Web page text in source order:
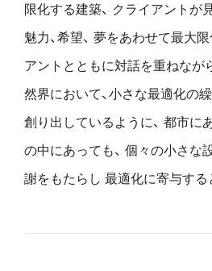
限化する建築、 クライアントが
魅力、希望、 夢をあわせて最大
アントとともに対話を重ねなが
然界において、小さな最適化の
創り出しているように、 都市に
の中にあっても、 個々の小さな
謝をもたらし 最適化に寄与する